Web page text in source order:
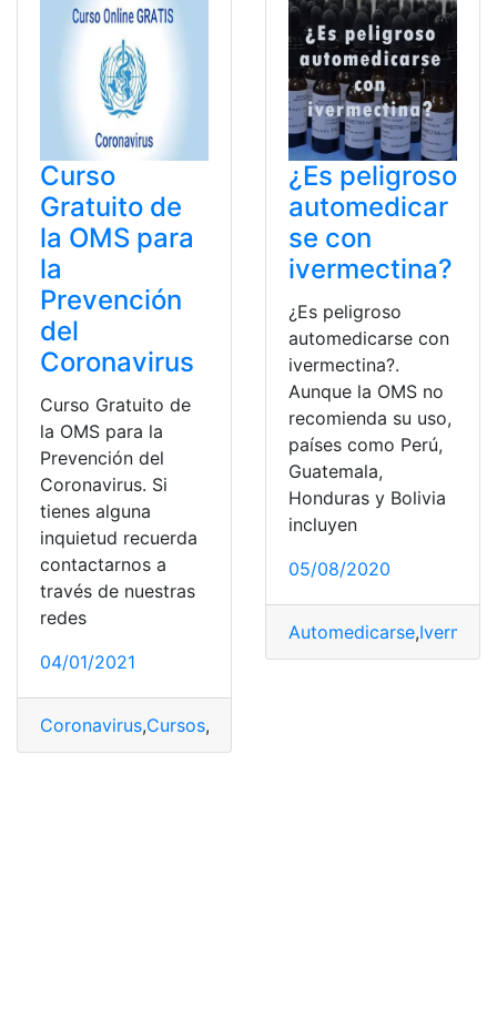
Curso
Gratuito de
la OMS para
la
Prevención
del
Coronavirus
Curso Gratuito de
la OMS para la
Prevención del
Coronavirus. Si
tienes alguna
inquietud recuerda
contactarnos a
través de nuestras
redes
04/01/2021
Coronavirus,Cursos,
¿Es peligroso
automedicar
se con
ivermectina?
¿Es peligroso
automedicarse con
ivermectina?.
Aunque la OMS no
recomienda su uso,
países como Perú,
Guatemala,
Honduras y Bolivia
incluyen
05/08/2020
Automedicarse,